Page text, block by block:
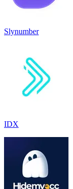
Slynumber
IDX